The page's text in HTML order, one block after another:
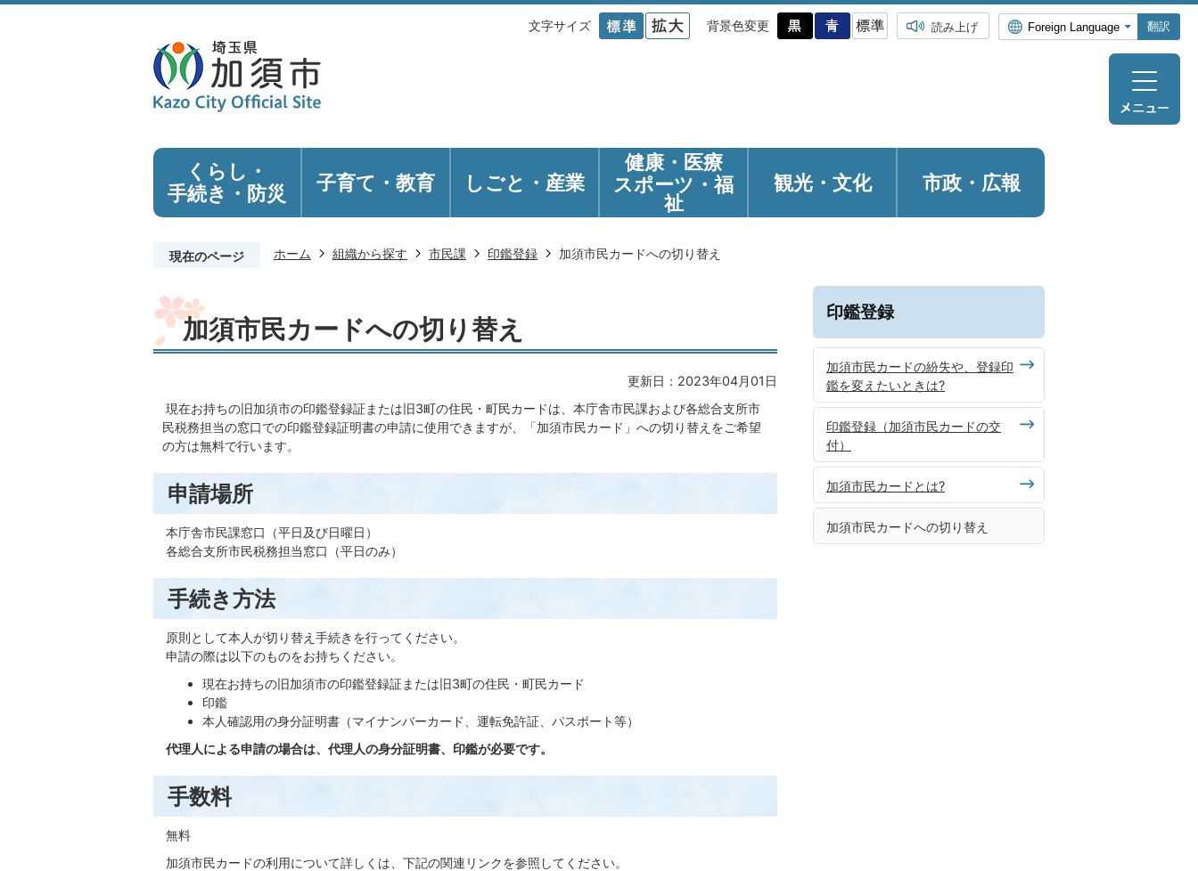
文字サイズ 背景色変更 読み上げ 翻訳
くらし・
手続き ・防災 子育て・教育 しごと・産業
健康・医療
スポーツ・福
祉
観光・ 文化 市政・広報
現在のページ ホーム 組織から探す 市民課 印鑑登録 加須市民カードへの切り替え
加須市民カードへの切り替え
更新日：2023年04月01日
現在お持ちの旧加須市の印鑑登録証または旧3町の住民・町民カードは、本庁舎市民課および各総合支所市
民税務担当の窓口での印鑑登録証明書の申請に使用できますが、「加須市民カード」への切り替えをご希望
の方は無料で行います。
申請場所
本庁舎市民課窓口（平日及び日曜日）
各総合支所市民税務担当窓口（平日のみ）
手続き方法
原則として本人が切り替え手続きを行ってください。
申請の際は以下のものをお持ちください。
現在お持ちの旧加須市の印鑑登録証または旧3町の住民・町民カード
印鑑
本人確認用の身分証明書（マイナンバーカード、運転免許証、パスポート等）
代理人による申請の場合は、代理人の身分証明書、印鑑が必要です。
手数料
無料
加須市民カードの利用について詳しくは、下記の関連リンクを参照してください。
印鑑登録
加須市民カードの紛失や、登録印
鑑を変えたいときは?
印鑑登録（加須市民カードの交
付）
加須市民カードとは?
加須市民カードへの切り替え